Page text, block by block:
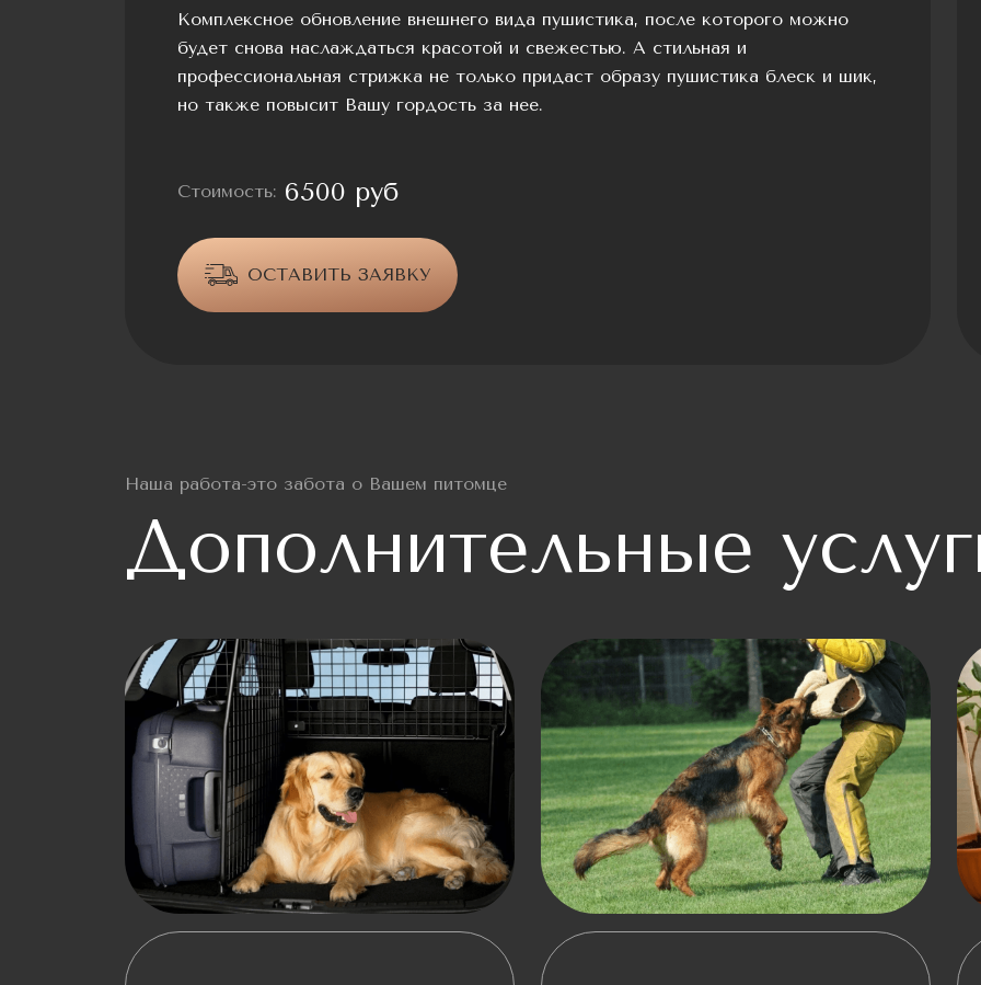
Комплексное обновление внешнего вида пушистика, после которого можно
будет снова наслаждаться красотой и свежестью. А стильная и
профессиональная стрижка не только придаст образу пушистика блеск и шик,
но также повысит Вашу гордость за нее.
Стоимость: 6500 руб
ОСТАВИТЬ ЗАЯВКУ
Наша работа-это забота о Вашем питомце
Дополнительные